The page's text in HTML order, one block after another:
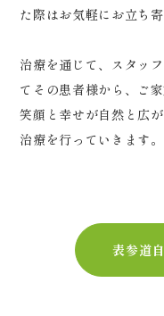
た際はお気軽にお立ち寄
治療を通じて、スタッ
てその患者様から、ご
笑顔と幸せが自然と広
治療を行っていきます。
表参道